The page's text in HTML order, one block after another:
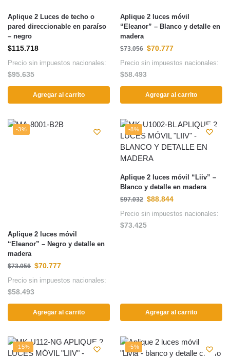
Aplique 2 Luces de techo o
pared direccionable en paraíso
– negro
$115.718
Precio sin impuestos nacionales:
$95.635
Agregar al carrito
Aplique 2 luces móvil
“Eleanor” – Blanco y detalle en
madera
$73.056 $70.777
Precio sin impuestos nacionales:
$58.493
Agregar al carrito
-3%
Aplique 2 luces móvil
“Eleanor” – Negro y detalle en
madera
$73.056 $70.777
Precio sin impuestos nacionales:
$58.493
Agregar al carrito
-8%
Aplique 2 luces móvil “Liiv” –
Blanco y detalle en madera
$97.032 $88.844
Precio sin impuestos nacionales:
$73.425
Agregar al carrito
-15% -5%